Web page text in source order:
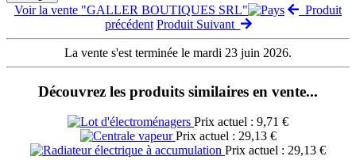
Voir la vente "GALLER BOUTIQUES SRL"
Produit
précédent Produit Suivant
La vente s'est terminée le mardi 23 juin 2026.
Découvrez les produits similaires en vente...
Prix actuel : 9,71 €
Prix actuel : 29,13 €
Prix actuel : 29,13 €